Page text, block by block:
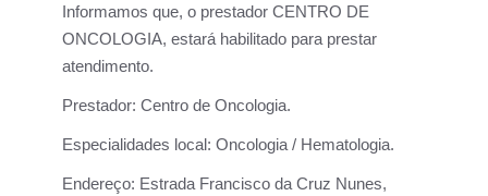
Informamos que, o prestador CENTRO DE
ONCOLOGIA, estará habilitado para prestar
atendimento.
Prestador: Centro de Oncologia.
Especialidades local: Oncologia / Hematologia.
Endereço: Estrada Francisco da Cruz Nunes,